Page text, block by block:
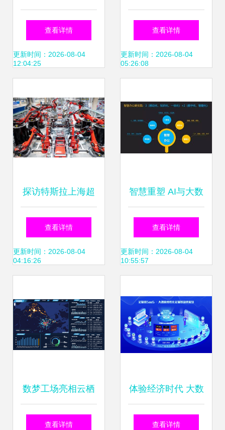
据的常见误解与真
实的大数据服务
查看详情
更新时间：2026-08-04
12:04:25
数据产品服务，汇
纳科技或将为商业
考——2019WAIC
企业访谈
查看详情
更新时间：2026-08-04
05:26:08
探访特斯拉上海超
级工厂 品控背后的
数据驱动之道
查看详情
更新时间：2026-08-04
04:16:26
智慧重塑 AI与大数
据时代下的制造业
办公救赎
查看详情
更新时间：2026-08-04
10:55:57
数梦工场亮相云栖
大会 用数据重构智
查看详情
体验经济时代 大数
据服务的产品与服
查看详情